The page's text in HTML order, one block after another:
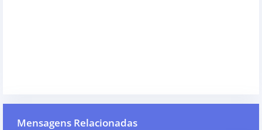
Mensagens Relacionadas